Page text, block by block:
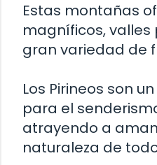
Estas montañas
magníficos, valles
gran variedad de
Los Pirineos son
para el
atrayendo a
naturaleza de